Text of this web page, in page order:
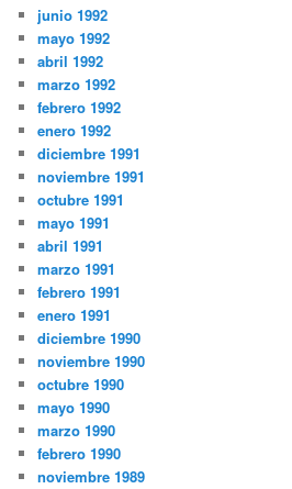
junio 1992
mayo 1992
abril 1992
marzo 1992
febrero 1992
enero 1992
diciembre 1991
noviembre 1991
octubre 1991
mayo 1991
abril 1991
marzo 1991
febrero 1991
enero 1991
diciembre 1990
noviembre 1990
octubre 1990
mayo 1990
marzo 1990
febrero 1990
noviembre 1989